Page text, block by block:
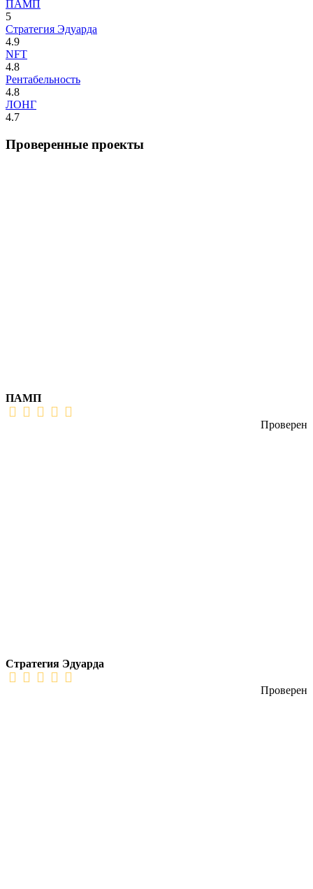
ПАМП
5
Стратегия Эдуарда
4.9
NFT
4.8
Рентабельность
4.8
ЛОНГ
4.7
Проверенные проекты
ПАМП
Проверен
Стратегия Эдуарда
Проверен